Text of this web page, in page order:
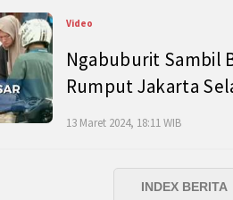
Video
Ngabuburit Sambil
Rumput Jakarta
13 Maret 2024, 18:11 WIB
INDEX BERITA